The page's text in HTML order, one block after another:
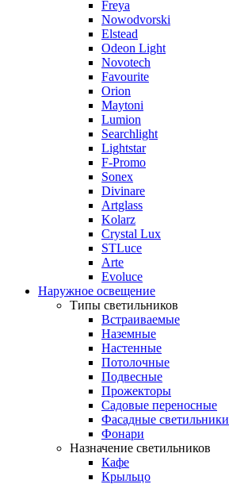
Freya
Nowodvorski
Elstead
Odeon Light
Novotech
Favourite
Orion
Maytoni
Lumion
Searchlight
Lightstar
F-Promo
Sonex
Divinare
Artglass
Kolarz
Crystal Lux
STLuce
Arte
Evoluce
Наружное освещение
Типы светильников
Встраиваемые
Наземные
Настенные
Потолочные
Подвесные
Прожекторы
Садовые переносные
Фасадные светильники
Фонари
Назначение светильников
Кафе
Крыльцо